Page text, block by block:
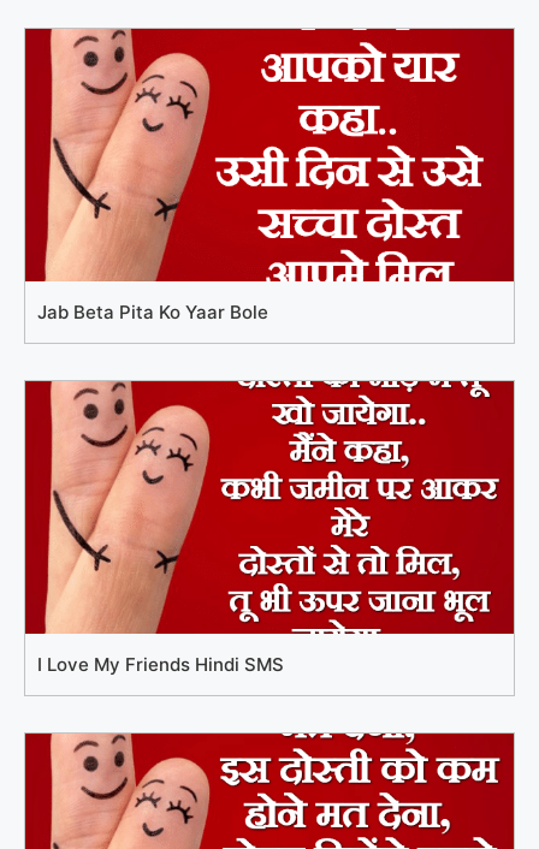
Jab Beta Pita Ko Yaar Bole
I Love My Friends Hindi SMS